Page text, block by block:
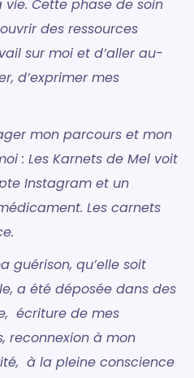
Cette phase de soin
des ressources
sur moi et d’aller au-
d’exprimer mes
mon parcours et mon
: Les Karnets de Mel voit
Instagram et un
Les carnets
guérison, qu’elle soit
a été déposée dans des
écriture de mes
reconnexion à mon
à la pleine conscience